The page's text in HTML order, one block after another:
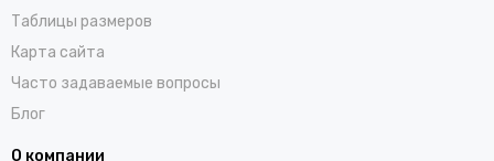
Таблицы размеров
Карта сайта
Часто задаваемые вопросы
Блог
О компании